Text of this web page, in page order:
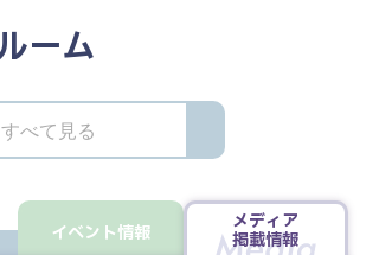
ーム
イベント情報 メディア
掲載情報